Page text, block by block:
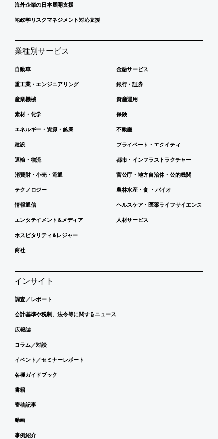
海外企業の日本展開支援
地政学リスクマネジメント対応支援
業種別サービス
自動車
重工業・エンジニアリング
産業機械
素材・化学
エネルギー・資源・鉱業
建設
運輸・物流
消費財・小売・流通
テクノロジー
情報通信
エンタテイメント&メディア
ホスピタリティ&レジャー
商社
金融サービス
銀行・証券
資産運用
保険
不動産
プライベート・エクイティ
都市・インフラストラクチャー
官公庁・地方自治体・公的機関
農林水産・食 ・バイオ
ヘルスケア・医薬ライフサイエンス
人材サービス
インサイト
調査／レポート
会計基準や税制、法令等に関するニュース
広報誌
コラム／対談
イベント／セミナーレポート
各種ガイドブック
書籍
寄稿記事
動画
事例紹介